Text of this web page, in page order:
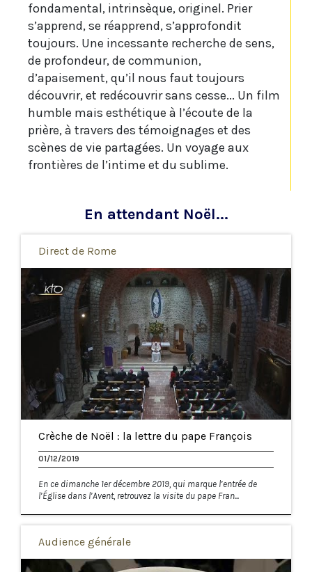
fondamental, intrinsèque, originel. Prier
s’apprend, se réapprend, s’approfondit
toujours. Une incessante recherche de sens,
de profondeur, de communion,
d’apaisement, qu’il nous faut toujours
découvrir, et redécouvrir sans cesse... Un film
humble mais esthétique à l’écoute de la
prière, à travers des témoignages et des
scènes de vie partagées. Un voyage aux
frontières de l’intime et du sublime.
En attendant Noël...
Direct de Rome
Crèche de Noël : la lettre du pape François
01/12/2019
En ce dimanche 1er décembre 2019, qui marque l’entrée de
l’Église dans l’Avent, retrouvez la visite du pape Fran...
Audience générale